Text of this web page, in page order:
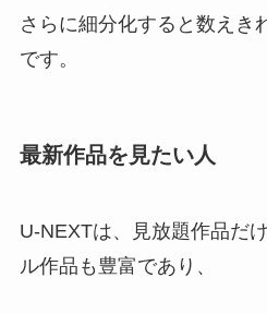
さらに細分化すると数えき
です。
最新作品を見たい人
U-NEXTは、見放題作品だ
ル作品も豊富であり、